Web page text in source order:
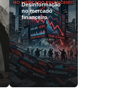
Desinformação
no mercado
financeiro